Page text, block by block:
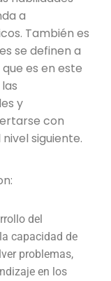
a
También es
se definen a
es en este
y
con
siguiente.
del
capacidad de
problemas,
en los